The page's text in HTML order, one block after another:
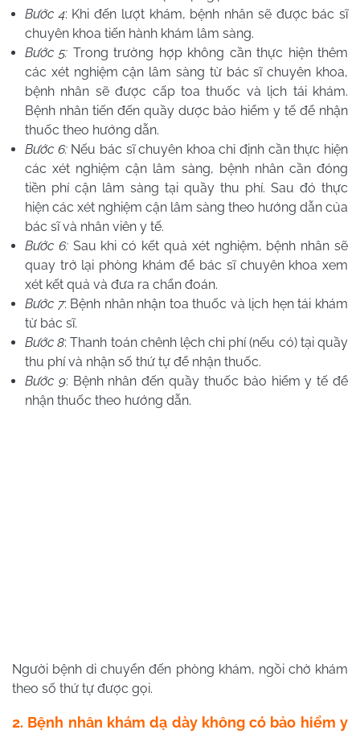
Bước 4: Khi đến lượt khám, bệnh nhân sẽ được bác sĩ
chuyên khoa tiến hành khám lâm sàng.
Bước 5: Trong trường hợp không cần thực hiện thêm
các xét nghiệm cận lâm sàng từ bác sĩ chuyên khoa,
bệnh nhân sẽ được cấp toa thuốc và lịch tái khám.
Bệnh nhân tiến đến quầy dược bảo hiểm y tế để nhận
thuốc theo hướng dẫn.
Bước 6:Nếu bác sĩ chuyên khoa chỉ định cần thực hiện
các xét nghiệm cận lâm sàng, bệnh nhân cần đóng
tiền phí cận lâm sàng tại quầy thu phí. Sau đó thực
hiện các xét nghiệm cận lâm sàng theo hướng dẫn của
bác sĩ và nhân viên y tế.
Bước 6:Sau khi có kết quả xét nghiệm, bệnh nhân sẽ
quay trở lại phòng khám để bác sĩ chuyên khoa xem
xét kết quả và đưa ra chẩn đoán.
Bước 7: Bệnh nhân nhận toa thuốc và lịch hẹn tái khám
từ bác sĩ.
Bước 8: Thanh toán chênh lệch chi phí (nếu có) tại quầy
thu phí và nhận số thứ tự để nhận thuốc.
Bước 9: Bệnh nhân đến quầy thuốc bảo hiểm y tế để
nhận thuốc theo hướng dẫn.
Người bệnh di chuyển đến phòng khám, ngồi chờ khám
theo số thứ tự được gọi.
2. Bệnh nhân khám dạ dày không có bảo hiểm y